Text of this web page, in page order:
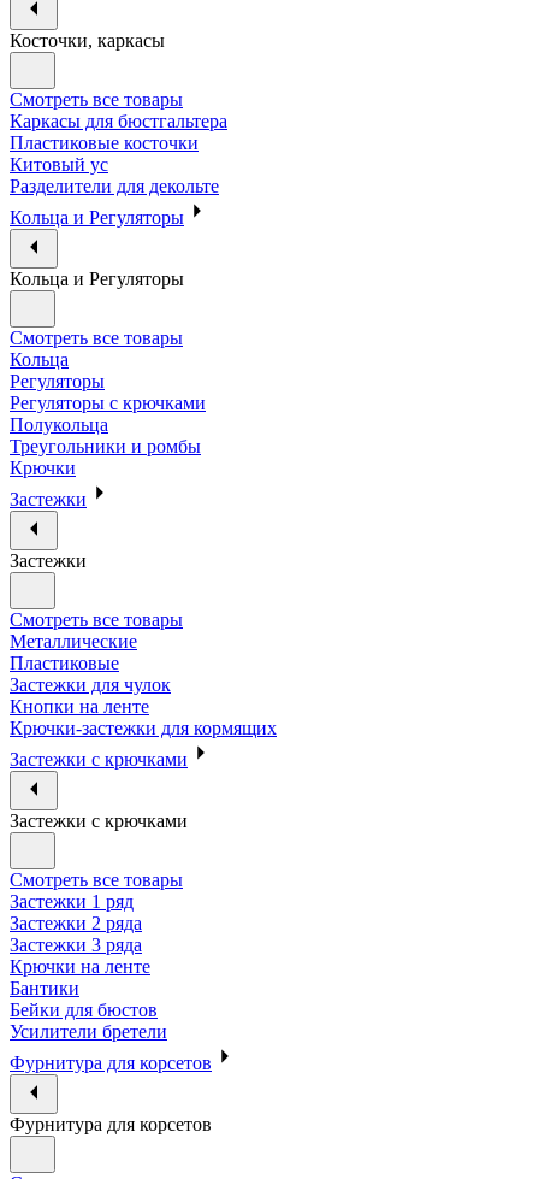
Косточки, каркасы
Смотреть все товары
Каркасы для бюстгальтера
Пластиковые косточки
Китовый ус
Разделители для декольте
Кольца и Регуляторы
Кольца и Регуляторы
Смотреть все товары
Кольца
Регуляторы
Регуляторы с крючками
Полукольца
Треугольники и ромбы
Крючки
Застежки
Застежки
Смотреть все товары
Металлические
Пластиковые
Застежки для чулок
Кнопки на ленте
Крючки-застежки для кормящих
Застежки с крючками
Застежки с крючками
Смотреть все товары
Застежки 1 ряд
Застежки 2 ряда
Застежки 3 ряда
Крючки на ленте
Бантики
Бейки для бюстов
Усилители бретели
Фурнитура для корсетов
Фурнитура для корсетов